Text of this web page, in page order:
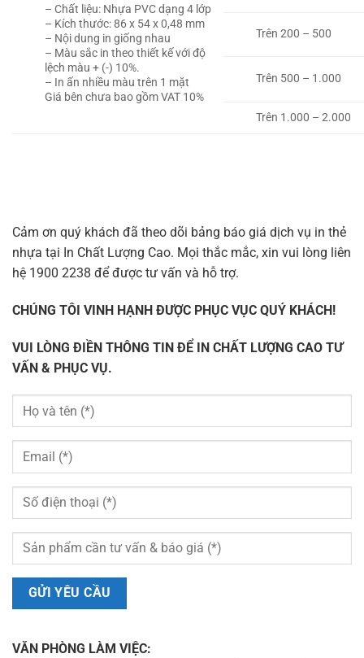
– Chất liệu: Nhựa PVC dạng 4 lớp
– Kích thước:86 x 54 x 0,48 mm
– Nội dung in giống nhau
– Màu sắc in theo thiết kế với độ
lệch màu + (-) 10%.
– In ấn nhiều màu trên 1 mặt
Giá bên chưa bao gồm VAT 10%
Trên 200 – 500
Trên 500 – 1.000
Trên 1.000 – 2.000
Cảm ơn quý khách đã theo dõi bảng báo giá dịch vụ in thẻ
nhựa tại In Chất Lượng Cao. Mọi thắc mắc, xin vui lòng liên
hệ 1900 2238 để được tư vấn và hỗ trợ.
CHÚNG TÔI VINH HẠNH ĐƯỢC PHỤC VỤC QUÝ KHÁCH!
VUI LÒNG ĐIỀN THÔNG TIN ĐỂ IN CHẤT LƯỢNG CAO TƯ
VẤN & PHỤC VỤ.
VĂN PHÒNG LÀM VIỆC: